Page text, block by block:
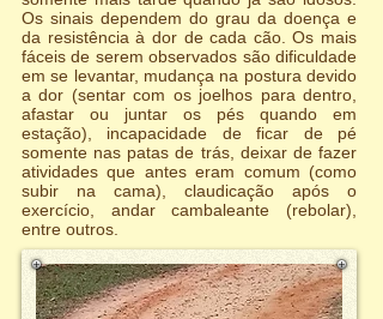
Os sinais dependem do grau da doença e
da resistência à dor de cada cão. Os mais
fáceis de serem observados são dificuldade
em se levantar, mudança na postura devido
a dor (sentar com os joelhos para dentro,
afastar ou juntar os pés quando em
estação), incapacidade de ficar de pé
somente nas patas de trás, deixar de fazer
atividades que antes eram comum (como
subir na cama), claudicação após o
exercício, andar cambaleante (rebolar),
entre outros.